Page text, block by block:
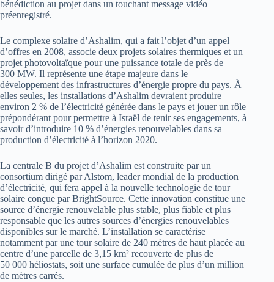
bénédiction au projet dans un touchant message vidéo
préenregistré.
Le complexe solaire d’Ashalim, qui a fait l’objet d’un appel
d’offres en 2008, associe deux projets solaires thermiques et un
projet photovoltaïque pour une puissance totale de près de
300 MW. Il représente une étape majeure dans le
développement des infrastructures d’énergie propre du pays. À
elles seules, les installations d’Ashalim devraient produire
environ 2 % de l’électricité générée dans le pays et jouer un rôle
prépondérant pour permettre à Israël de tenir ses engagements, à
savoir d’introduire 10 % d’énergies renouvelables dans sa
production d’électricité à l’horizon 2020.
La centrale B du projet d’Ashalim est construite par un
consortium dirigé par Alstom, leader mondial de la production
d’électricité, qui fera appel à la nouvelle technologie de tour
solaire conçue par BrightSource. Cette innovation constitue une
source d’énergie renouvelable plus stable, plus fiable et plus
responsable que les autres sources d’énergies renouvelables
disponibles sur le marché. L’installation se caractérise
notamment par une tour solaire de 240 mètres de haut placée au
centre d’une parcelle de 3,15 km² recouverte de plus de
50 000 héliostats, soit une surface cumulée de plus d’un million
de mètres carrés.